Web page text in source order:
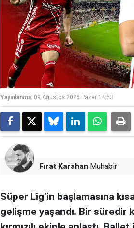
Yayınlanma: 09 Ağustos 2026 Pazar 14:53
Fırat Karahan Muhabir
Süper Lig’in başlamasına
gelişme yaşandı. Bir süredir